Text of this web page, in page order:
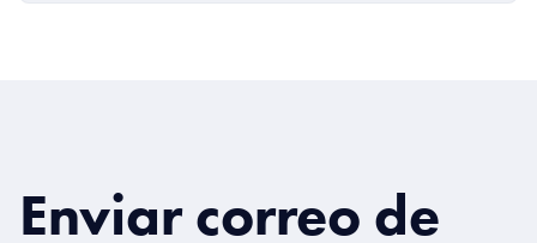
Enviar correo de